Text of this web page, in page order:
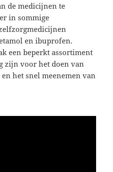
de medicijnen te
in sommige
en ibuprofen.
een beperkt assortiment
zijn voor het doen van
het snel meenemen van